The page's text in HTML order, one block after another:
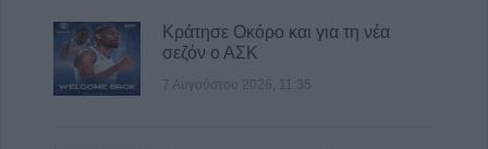
Κράτησε Οκόρο και για τη νέα
σεζόν ο ΑΣΚ
7 Αυγούστου 2026, 11:35